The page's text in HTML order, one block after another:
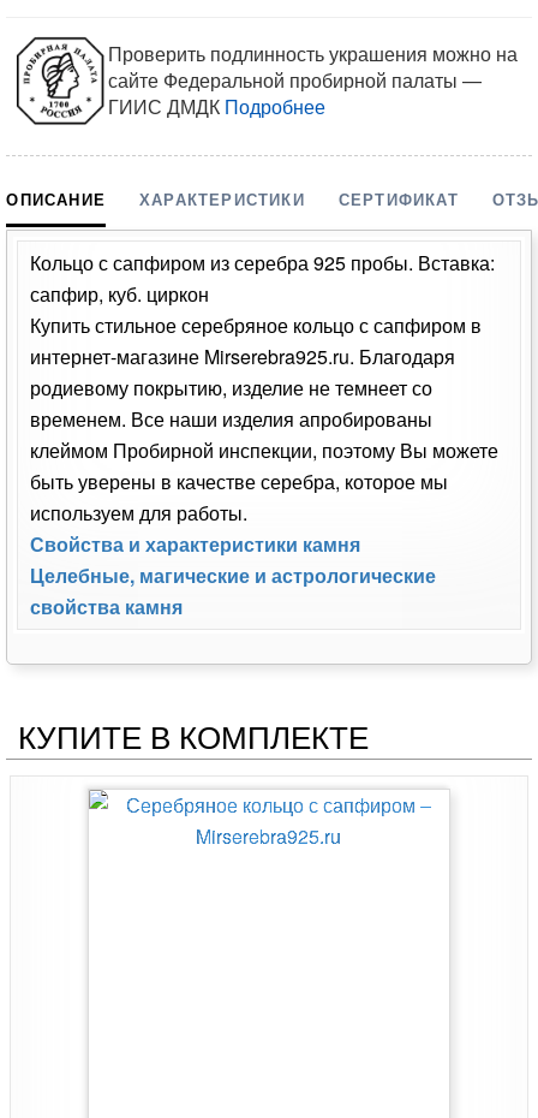
Проверить подлинность украшения можно на
сайте Федеральной пробирной палаты —
ГИИС ДМДК Подробнее
ОПИСАНИЕ ХАРАКТЕРИСТИКИ СЕРТИФИКАТ
Кольцо с сапфиром из серебра 925 пробы. Вставка:
сапфир, куб. циркон
Купить стильное серебряное кольцо с сапфиром в
интернет-магазине Mirserebra925.ru. Благодаря
родиевому покрытию, изделие не темнеет со
временем. Все наши изделия апробированы
клеймом Пробирной инспекции, поэтому Вы можете
быть уверены в качестве серебра, которое мы
используем для работы.
Свойства и характеристики камня
Целебные, магические и астрологические
свойства камня
КУПИТЕ В КОМПЛЕКТЕ